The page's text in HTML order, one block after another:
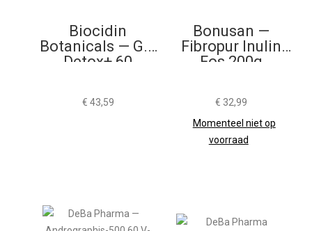
Biocidin
Botanicals — G.I.
Detox+ 60
€ 43,59
Bonusan —
Fibropur Inulin
Fos 200g
€ 32,99
Momenteel niet op
voorraad